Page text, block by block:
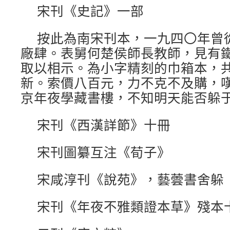
宋刊《史記》一部
按此為南宋刊本，一九四〇年曾
廠肆。表舅何楚侯師長教師，見有
取以相示。為小字精刻的巾箱本，
新。索價八百元，力不克不及購，
京年夜學藏書樓，不知明天能否躲
宋刊《西漢詳節》十冊
宋刊圖纂互注《荀子》
宋咸淳刊《說苑》，藝蕓書舍躲
宋刊《年夜不雅類證本草》殘本